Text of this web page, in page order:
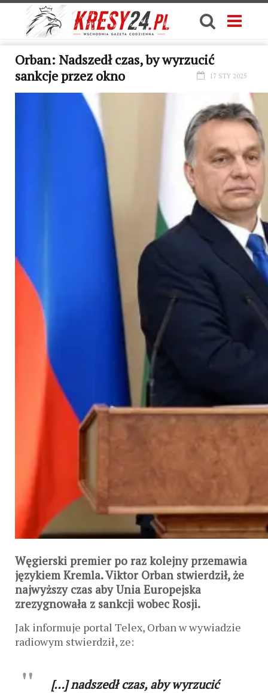
Orban: Nadszedł czas, by wyrzucić
sankcje przez okno
17 STY 2025
Węgierski premier po raz kolejny przemawia
językiem Kremla. Viktor Orban stwierdził, że
najwyższy czas aby Unia Europejska
zrezygnowała z sankcji wobec Rosji.
Jak informuje portal Telex, Orban w wywiadzie
radiowym stwierdził, ze:
[…] nadszedł czas, aby wyrzucić